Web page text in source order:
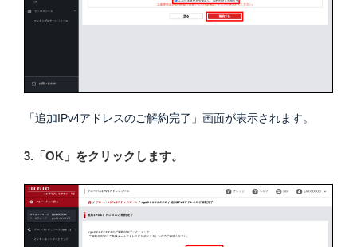
「追加IPv4アドレスのご解約完了」画面が表示されます。
3.「OK」をクリックします。